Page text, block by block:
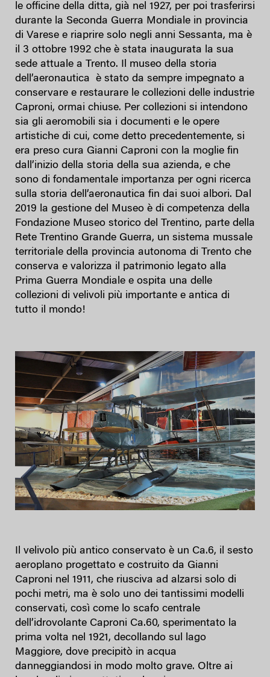
le officine della ditta, già nel 1927, per poi trasferirsi
durante la Seconda Guerra Mondiale in provincia
di Varese e riaprire solo negli anni Sessanta, ma è
il 3 ottobre 1992 che è stata inaugurata la sua
sede attuale a Trento. Il museo della storia
dell’aeronautica è stato da sempre impegnato a
conservare e restaurare le collezioni delle industrie
Caproni, ormai chiuse. Per collezioni si intendono
sia gli aeromobili sia i documenti e le opere
artistiche di cui, come detto precedentemente, si
era preso cura Gianni Caproni con la moglie fin
dall’inizio della storia della sua azienda, e che
sono di fondamentale importanza per ogni ricerca
sulla storia dell’aeronautica fin dai suoi albori. Dal
2019 la gestione del Museo è di competenza della
Fondazione Museo storico del Trentino, parte della
Rete Trentino Grande Guerra, un sistema mussale
territoriale della provincia autonoma di Trento che
conserva e valorizza il patrimonio legato alla
Prima Guerra Mondiale e ospita una delle
collezioni di velivoli più importante e antica di
tutto il mondo!
Il velivolo più antico conservato è un Ca.6, il sesto
aeroplano progettato e costruito da Gianni
Caproni nel 1911, che riusciva ad alzarsi solo di
pochi metri, ma è solo uno dei tantissimi modelli
conservati, così come lo scafo centrale
dell’idrovolante Caproni Ca.60, sperimentato la
prima volta nel 1921, decollando sul lago
Maggiore, dove precipitò in acqua
danneggiandosi in modo molto grave. Oltre ai